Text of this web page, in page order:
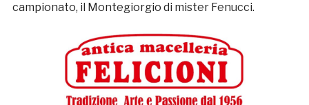
campionato, il Montegiorgio di mister Fenucci.